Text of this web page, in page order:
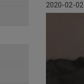
2020-02-02